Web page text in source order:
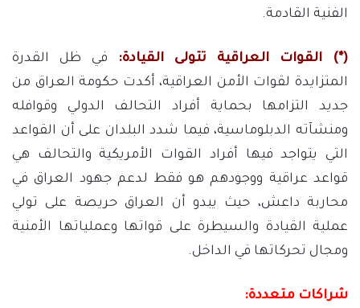
الفنية القادمة.
(*) القوات العراقية تتولى القيادة:
في ظل القدرة
المتزايدة لقوات الأمن العراقية، أكدت حكومة العراق من
جديد التزامها بحماية أفراد التحالف الدولي وقوافله
ومنشآته الدبلوماسية، فيما شدد البلدان على أن القواعد
التي يتواجد فيها أفراد القوات الأمريكية والتحالف هي
قواعد عراقية ووجودهم هو فقط لدعم جهود العراق في
محاربة داعش، حيث يبدو أن العراق حريصة على تولي
عملية القيادة والسيطرة على قواتها وعملياتها الأمنية
ومجال تحركاتها في الداخل.
شراكات متعددة: